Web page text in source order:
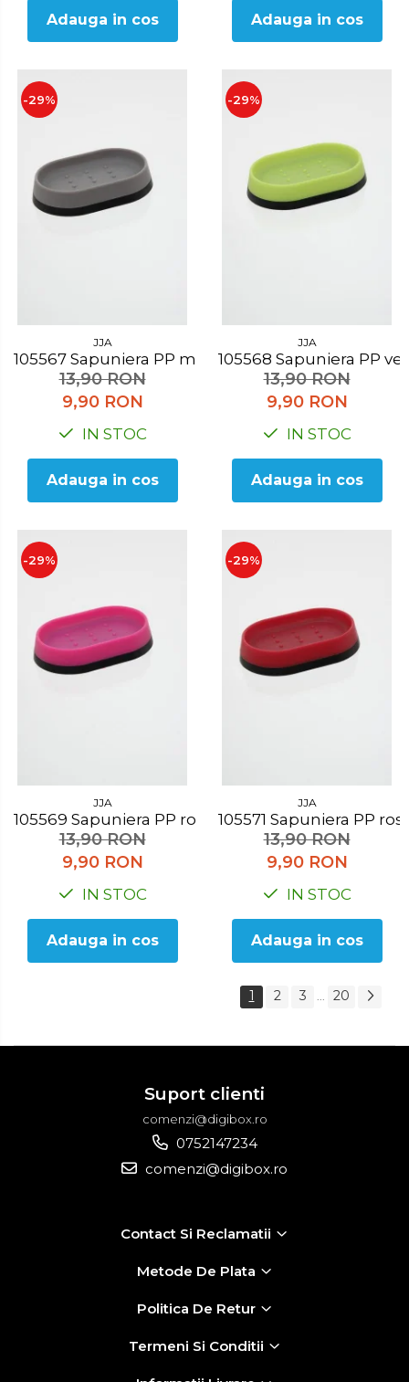
Adauga in cos Adauga in cos
-29%
JJA
105567 Sapuniera PP maro
13,90 RON
9,90 RON
IN STOC
Adauga in cos
-29%
JJA
105568 Sapuniera PP
13,90 RON
9,90 RON
IN STOC
Adauga in cos
-29%
JJA
105569 Sapuniera PP roz
13,90 RON
9,90 RON
IN STOC
Adauga in cos
-29%
JJA
105571 Sapuniera PP
13,90 RON
9,90 RON
IN STOC
Adauga in cos
1 2 3 ... 20
Suport clienti
comenzi@digibox.ro
0752147234
comenzi@digibox.ro
Contact Si Reclamatii
Metode De Plata
Politica De Retur
Termeni Si Conditii